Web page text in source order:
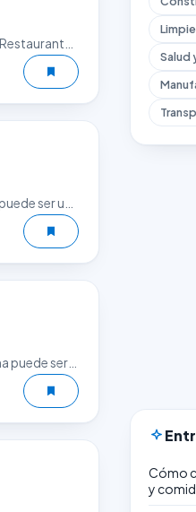
de los
ser una
puede ser
Salud
Cómo
y